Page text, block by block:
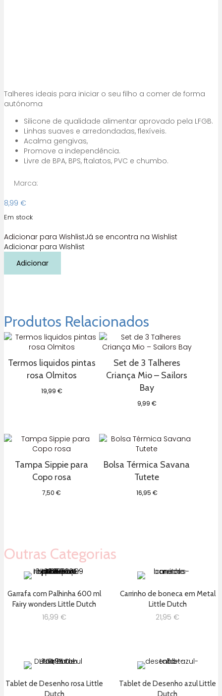
Talheres ideais para iniciar o seu filho a comer de forma
autónoma
Silicone de qualidade alimentar aprovado pela LFGB.
Linhas suaves e arredondadas, flexíveis.
Acalma gengivas,
Promove a independência.
Livre de BPA, BPS, ftalatos, PVC e chumbo.
Marca:
8,99 €
Em stock
Adicionar para WishlistJá se encontra na Wishlist
Adicionar para Wishlist
Set
aprendizagem
rosa
olmitos
Adicionar
Produtos Relacionados
Termos liquidos pintas
rosa Olmitos
19,99 €
Set de 3 Talheres
Criança Mio – Sailors
Bay
9,99 €
Tampa Sippie para
Copo rosa
7,50€
Bolsa Térmica Savana
Tutete
16,95 €
Outras Categorias
Garrafa com Palhinha 600 ml
Fairy wonders Little Dutch
16,99 €
Carrinho de boneca em Metal
Little Dutch
21,95 €
Tablet de Desenho rosa Little
Dutch
Tablet de Desenho azul Little
Dutch